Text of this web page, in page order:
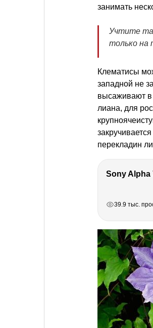
занимать
Учтите
только на
Клематисы
западной не
высаживают в
лиана, для
перекладин
Sony
39.9 тыс.